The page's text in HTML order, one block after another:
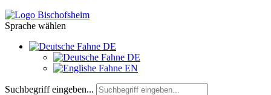
Sprache wählen
DE
DE
EN
Suchbegriff eingeben...